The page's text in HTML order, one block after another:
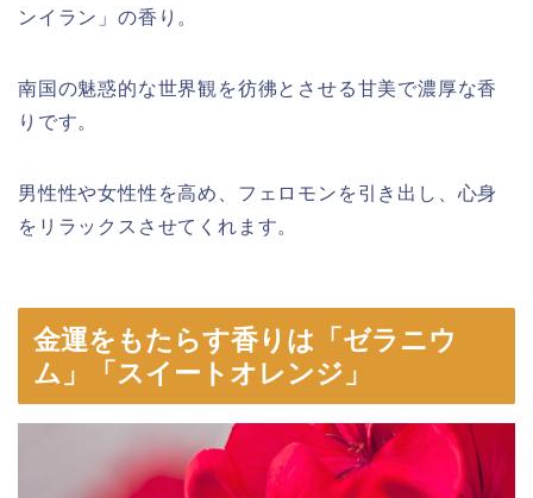
ンイラン」の香り。
南国の魅惑的な世界観を彷彿とさせる甘美で濃厚な香
りです。
男性性や女性性を高め、フェロモンを引き出し、心身
をリラックスさせてくれます。
金運をもたらす香りは「ゼラニウ
ム」「スイートオレンジ」